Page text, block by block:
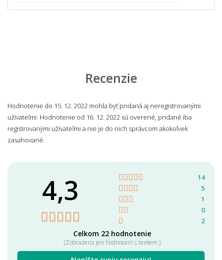
Recenzie
Hodnotenie do 15. 12. 2022 mohla byť pridaná aj neregistrovanými
užívateľmi. Hodnotenie od 16. 12. 2022 sú overené, pridané iba
registrovanými užívateľmi a nie je do nich správcom akokoľvek
zasahované.
4,3
Celkom 22 hodnotenie
(Zobrazena jen hodnocení s textem.)
14
5
1
0
2